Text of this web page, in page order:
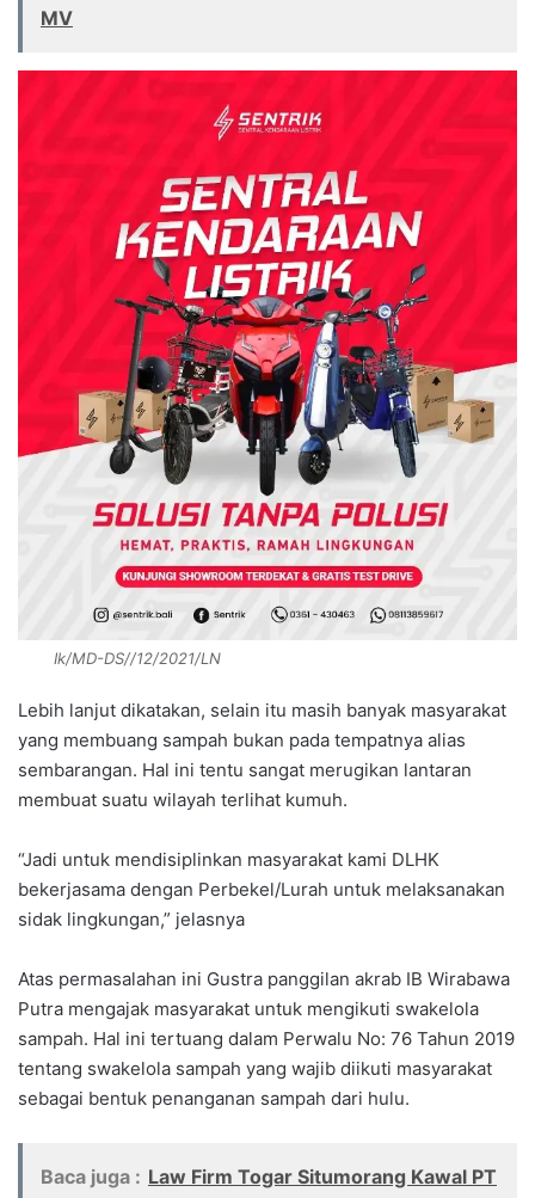
MV
Ik/MD-DS//12/2021/LN
Lebih lanjut dikatakan, selain itu masih banyak masyarakat
yang membuang sampah bukan pada tempatnya alias
sembarangan. Hal ini tentu sangat merugikan lantaran
membuat suatu wilayah terlihat kumuh.
“Jadi untuk mendisiplinkan masyarakat kami DLHK
bekerjasama dengan Perbekel/Lurah untuk melaksanakan
sidak lingkungan,” jelasnya
Atas permasalahan ini Gustra panggilan akrab IB Wirabawa
Putra mengajak masyarakat untuk mengikuti swakelola
sampah. Hal ini tertuang dalam Perwalu No: 76 Tahun 2019
tentang swakelola sampah yang wajib diikuti masyarakat
sebagai bentuk penanganan sampah dari hulu.
Baca juga : Law Firm Togar Situmorang Kawal PT